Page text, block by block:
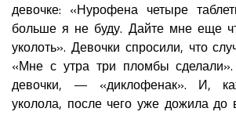
девочке: «Нурофена четыре
больше я не буду. Дайте мне еще
уколоть». Девочки спросили, что
«Мне с утра три пломбы
девочки, — «диклофенак». И,
уколола, после чего уже дожила до